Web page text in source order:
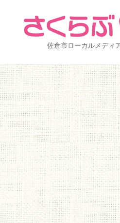
へ
ス
キ
ッ
プ
佐倉市ローカルメディ